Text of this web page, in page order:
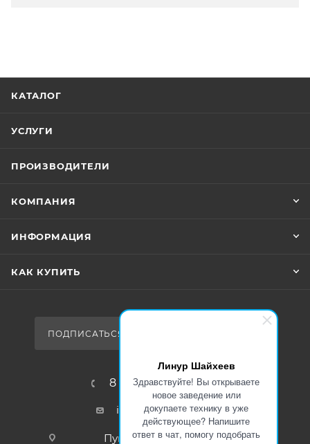
Линур Шайхеев
Здравствуйте! Вы открываете
новое заведение или
докупаете технику в уже
действующее? Напишите
ответ в чат, помогу подобрать
КАТАЛОГ
УСЛУГИ
ПРОИЗВОДИТЕЛИ
КОМПАНИЯ
ИНФОРМАЦИЯ
КАК КУПИТЬ
ПОДПИСАТЬСЯ НА РАССЫЛКУ
8 (800) 600-26-33
info@liramarket.ru
Пункт самовывоза для